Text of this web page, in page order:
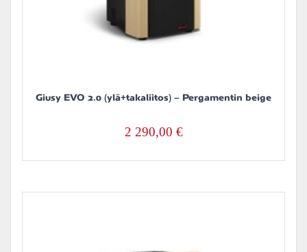
Giusy EVO 2.0 (ylä+takaliitos) – Pergamentin beige
2 290,00 €